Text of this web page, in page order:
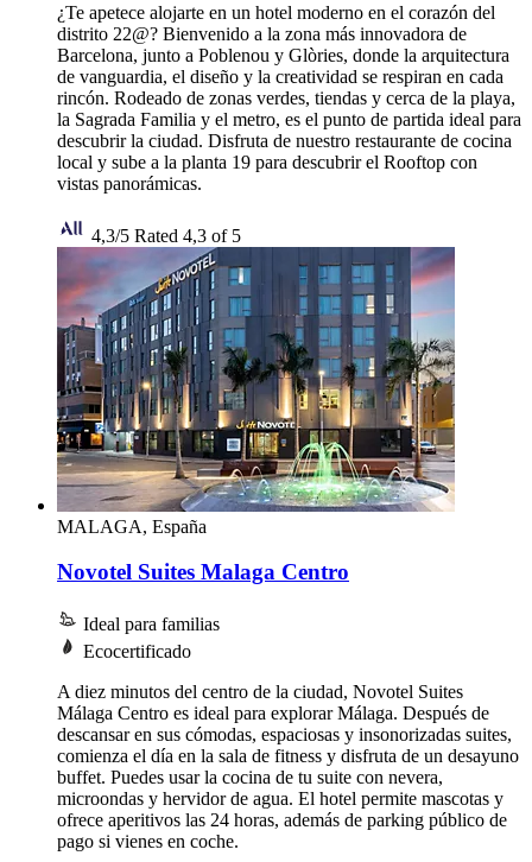
¿Te apetece alojarte en un hotel moderno en el corazón del
distrito 22@? Bienvenido a la zona más innovadora de
Barcelona, junto a Poblenou y Glòries, donde la arquitectura
de vanguardia, el diseño y la creatividad se respiran en cada
rincón. Rodeado de zonas verdes, tiendas y cerca de la playa,
la Sagrada Familia y el metro, es el punto de partida ideal para
descubrir la ciudad. Disfruta de nuestro restaurante de cocina
local y sube a la planta 19 para descubrir el Rooftop con
vistas panorámicas.
4,3/5 Rated 4,3 of 5
MALAGA, España
Novotel Suites Malaga Centro
Ideal para familias
Ecocertificado
A diez minutos del centro de la ciudad, Novotel Suites
Málaga Centro es ideal para explorar Málaga. Después de
descansar en sus cómodas, espaciosas y insonorizadas suites,
comienza el día en la sala de fitness y disfruta de un desayuno
buffet. Puedes usar la cocina de tu suite con nevera,
microondas y hervidor de agua. El hotel permite mascotas y
ofrece aperitivos las 24 horas, además de parking público de
pago si vienes en coche.